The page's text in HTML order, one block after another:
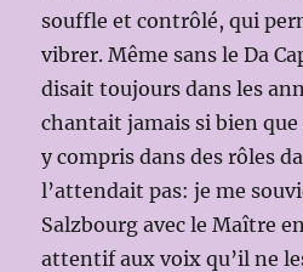
souffle et contrôlé, qui
vibrer. Même sans le Da
disait toujours dans les
chantait jamais si bien
y compris dans des rôles
l’attendait pas: je me
Salzbourg avec le Maître
attentif aux voix qu’il ne